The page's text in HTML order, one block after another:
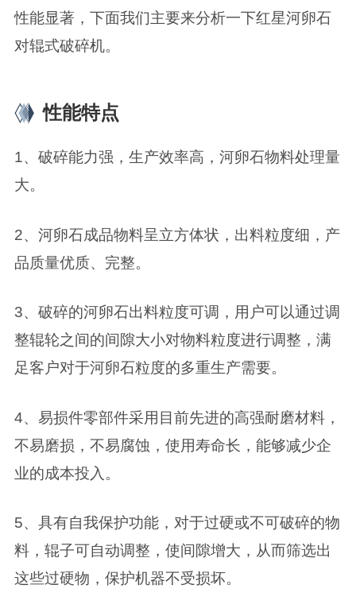
性能显著，下面我们主要来分析一下红星河卵石
对辊式破碎机。
性能特点
1、破碎能力强，生产效率高，河卵石物料处理量
大。
2、河卵石成品物料呈立方体状，出料粒度细，产
品质量优质、完整。
3、破碎的河卵石出料粒度可调，用户可以通过调
整辊轮之间的间隙大小对物料粒度进行调整，满
足客户对于河卵石粒度的多重生产需要。
4、易损件零部件采用目前先进的高强耐磨材料，
不易磨损，不易腐蚀，使用寿命长，能够减少企
业的成本投入。
5、具有自我保护功能，对于过硬或不可破碎的物
料，辊子可自动调整，使间隙增大，从而筛选出
这些过硬物，保护机器不受损坏。